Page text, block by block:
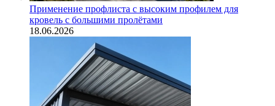
Применение профлиста с высоким профилем для
кровель с большими пролётами
18.06.2026